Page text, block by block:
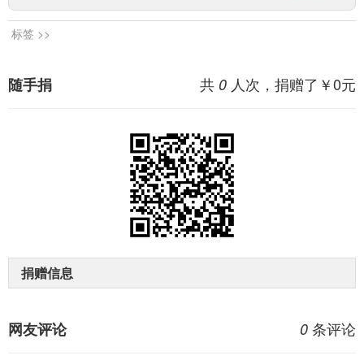
标签 >>
共 0 人次，捐赠了￥0元
随手捐
捐赠信息
0 条评论
网友评论